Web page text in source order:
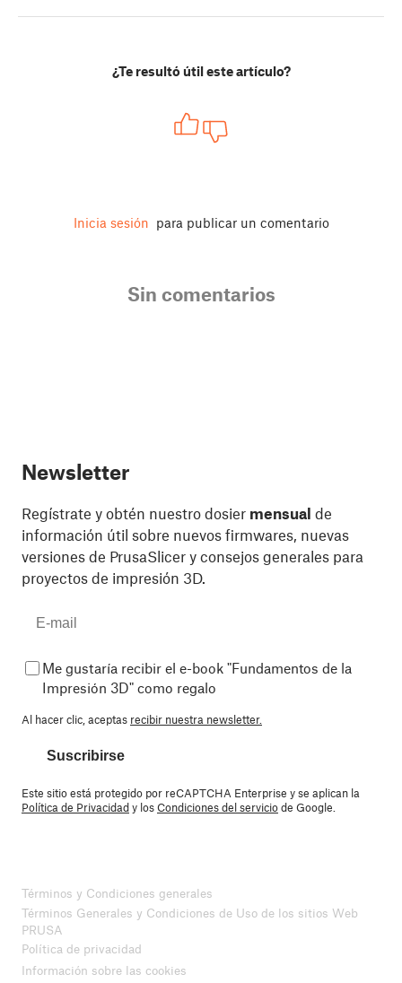
¿Te resultó útil este artículo?
Inicia sesión para publicar un comentario
Sin comentarios
Newsletter
Regístrate y obtén nuestro dosier mensual de
información útil sobre nuevos firmwares, nuevas
versiones de PrusaSlicer y consejos generales para
proyectos de impresión 3D.
Me gustaría recibir el e-book "Fundamentos de la
Impresión 3D" como regalo
Al hacer clic, aceptas recibir nuestra newsletter.
Suscribirse
Este sitio está protegido por reCAPTCHA Enterprise y se aplican la
Política de Privacidady losCondiciones del serviciode Google.
Términos y Condiciones generales
Términos Generales y Condiciones de Uso de los sitios Web
PRUSA
Política de privacidad
Información sobre las cookies